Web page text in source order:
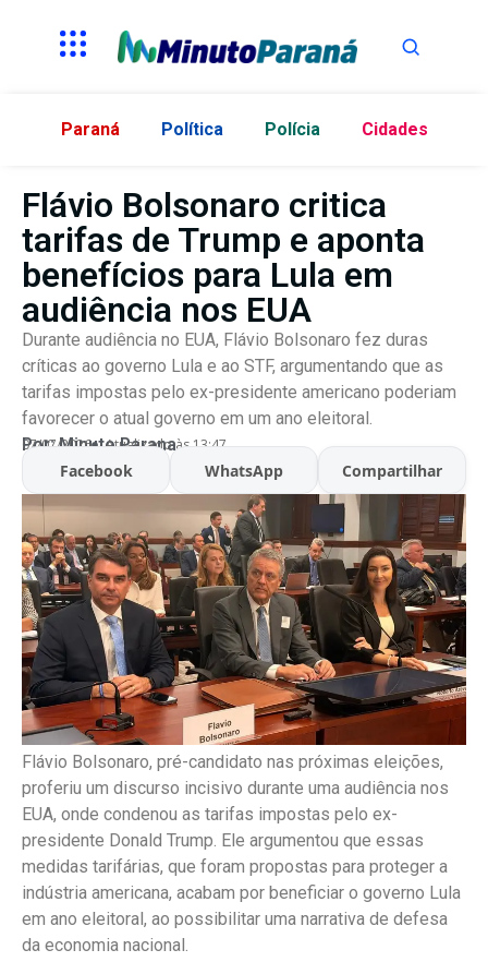
Paraná Política Polícia Cidades
Flávio Bolsonaro critica
tarifas de Trump e aponta
benefícios para Lula em
audiência nos EUA
Durante audiência no EUA, Flávio Bolsonaro fez duras
críticas ao governo Lula e ao STF, argumentando que as
tarifas impostas pelo ex-presidente americano poderiam
favorecer o atual governo em um ano eleitoral.
Por:Minuto Parana
07/07/2026 Atualizado às 13:47
Facebook WhatsApp Compartilhar
Flávio Bolsonaro, pré-candidato nas próximas eleições,
proferiu um discurso incisivo durante uma audiência nos
EUA, onde condenou as tarifas impostas pelo ex-
presidente Donald Trump. Ele argumentou que essas
medidas tarifárias, que foram propostas para proteger a
indústria americana, acabam por beneficiar o governo Lula
em ano eleitoral, ao possibilitar uma narrativa de defesa
da economia nacional.